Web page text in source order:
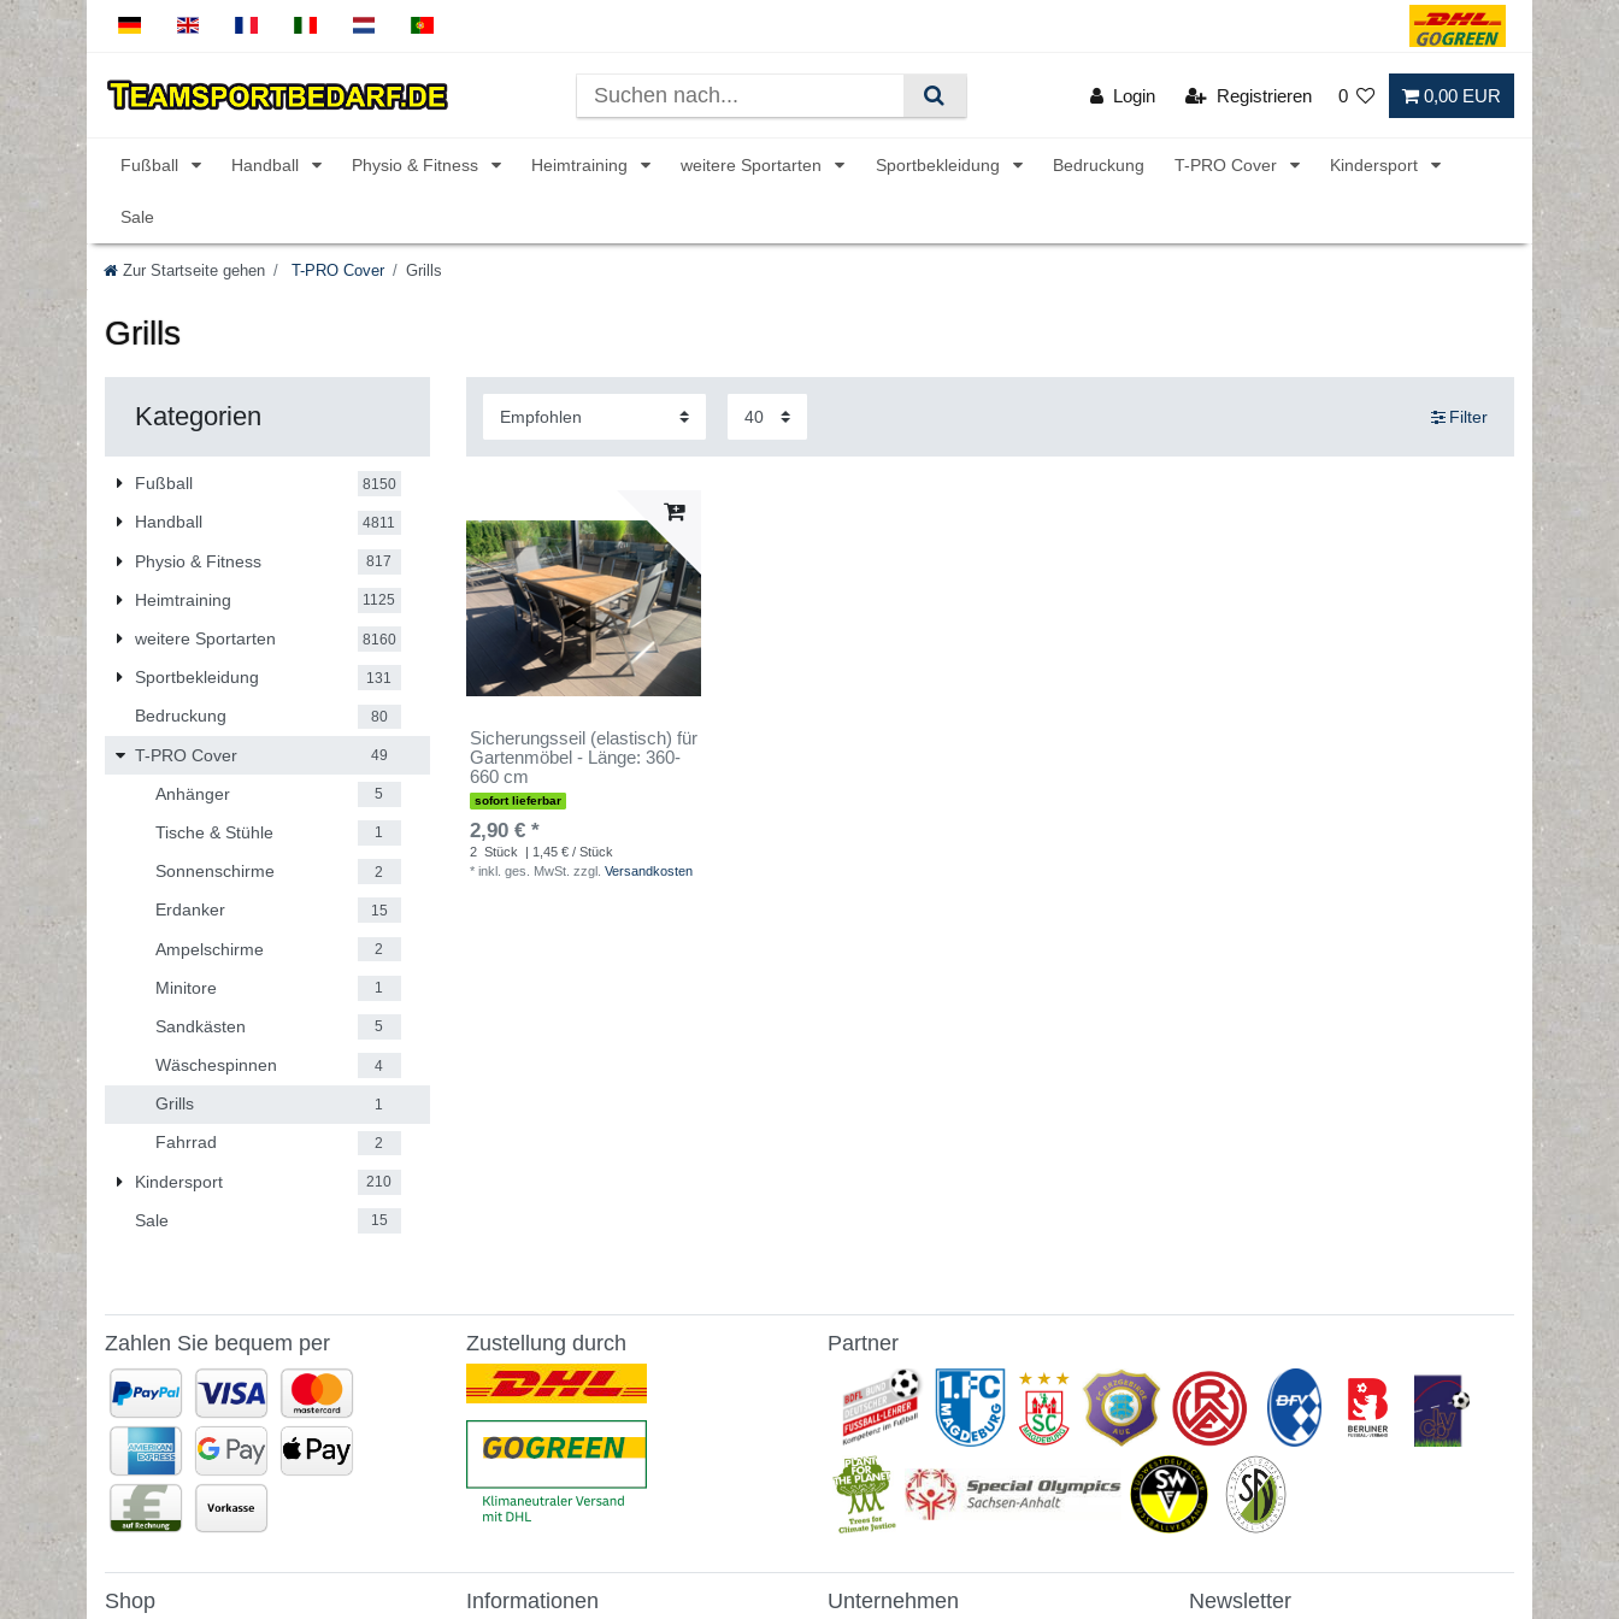
Login Registrieren 0 0,00 EUR
Fußball Handball Physio & Fitness Heimtraining weitere Sportarten Sportbekleidung Bedruckung T-PRO Cover Kindersport
Sale
Zur Startseite gehen T-PRO Cover Grills
Grills
Kategorien
Fußball 8150
Handball 4811
Physio & Fitness 817
Heimtraining 1125
weitere Sportarten 8160
Sportbekleidung 131
Bedruckung 80
T-PRO Cover 49
Anhänger 5
Tische & Stühle 1
Sonnenschirme 2
Erdanker 15
Ampelschirme 2
Minitore 1
Sandkästen 5
Wäschespinnen 4
Grills 1
Fahrrad 2
Kindersport 210
Sale 15
Filter
Sicherungsseil (elastisch) für
Gartenmöbel - Länge: 360-
660 cm
sofort lieferbar
2,90 € *
2 Stück
| 1,45 € / Stück
* inkl. ges. MwSt. zzgl. Versandkosten
Zahlen Sie bequem per Zustellung durch Partner
Shop Informationen Unternehmen Newsletter